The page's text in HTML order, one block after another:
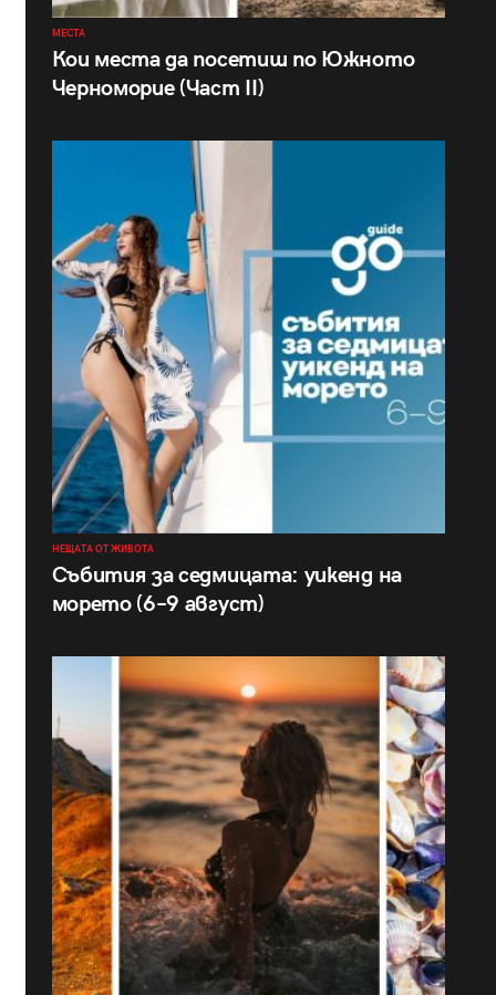
МЕСТА
Кои места да посетиш по Южното
Черноморие (Част II)
НЕЩАТА ОТ ЖИВОТА
Събития за седмицата: уикенд на
морето (6–9 август)